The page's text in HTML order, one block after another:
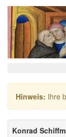
Hinweis: Ihre
Konrad